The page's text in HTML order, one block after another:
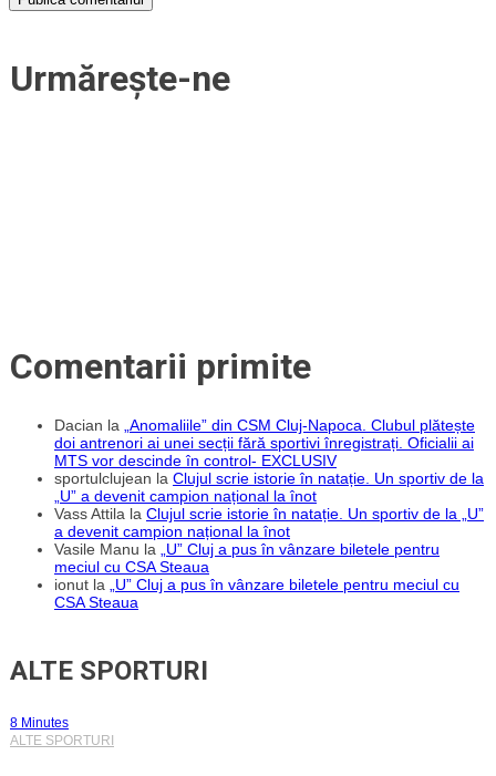
Urmărește-ne
Comentarii primite
Dacian la „Anomaliile” din CSM Cluj-Napoca. Clubul plătește
doi antrenori ai unei secții fără sportivi înregistrați. Oficialii ai
MTS vor descinde în control- EXCLUSIV
sportulclujean la Clujul scrie istorie în natație. Un sportiv de la
„U” a devenit campion național la înot
Vass Attila la Clujul scrie istorie în natație. Un sportiv de la „U”
a devenit campion național la înot
Vasile Manu la „U” Cluj a pus în vânzare biletele pentru
meciul cu CSA Steaua
ionut la „U” Cluj a pus în vânzare biletele pentru meciul cu
CSA Steaua
ALTE SPORTURI
8 Minutes
ALTE SPORTURI